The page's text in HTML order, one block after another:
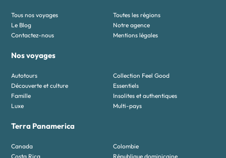
Tous nos voyages
Toutes les régions
Le Blog
Notre agence
Contactez-nous
Mentions légales
Nos voyages
Autotours
Collection Feel Good
Découverte et culture
Essentiels
Famille
Insolites et authentiques
Luxe
Multi-pays
Terra Panamerica
Canada
Colombie
Costa Rica
République dominicaine